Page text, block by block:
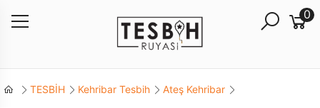
0
TESBİH Kehribar Tesbih Ateş Kehribar